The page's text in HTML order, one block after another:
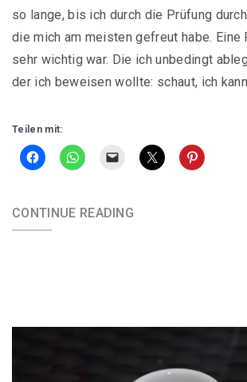
so lange, bis ich durch die Prüfung
die mich am meisten gefreut habe. Eine
sehr wichtig war. Die ich unbedingt
der ich beweisen wollte: schaut, ich
Teilen mit:
CONTINUE READING